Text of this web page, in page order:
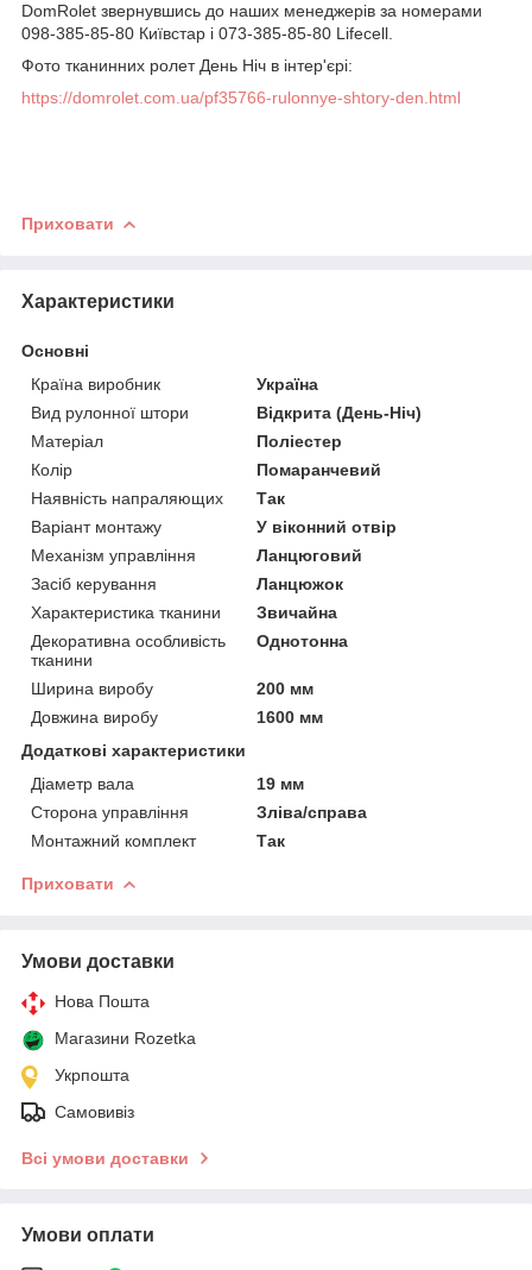
DomRolet звернувшись до наших менеджерів за номерами
098-385-85-80 Київстар і 073-385-85-80 Lifecell.
Фото тканинних ролет День Ніч в інтер'єрі:
https://domrolet.com.ua/pf35766-rulonnye-shtory-den.html
Приховати
Характеристики
Основні
Країна виробник
Україна
Вид рулонної штори
Відкрита (День-Ніч)
Матеріал
Поліестер
Колір
Помаранчевий
Наявність напраляющих
Так
Варіант монтажу
У віконний отвір
Механізм управління
Ланцюговий
Засіб керування
Ланцюжок
Характеристика тканини
Звичайна
Декоративна особливість
тканини
Однотонна
Ширина виробу
200 мм
Довжина виробу
1600 мм
Додаткові характеристики
Діаметр вала
19 мм
Сторона управління
Зліва/справа
Монтажний комплект
Так
Приховати
Умови доставки
Нова Пошта
Магазини Rozetka
Укрпошта
Самовивіз
Всі умови доставки
Умови оплати